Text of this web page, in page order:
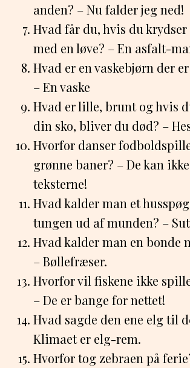
anden? – Nu falder jeg ned!
Hvad får du, hvis du
med en løve? – En asfalt-
Hvad er en vaskebjørn der
– En vaske
Hvad er lille, brunt og hvis
din sko, bliver du død? –
Hvorfor danser
grønne baner? – De kan
teksterne!
Hvad kalder man et
tungen ud af munden? –
Hvad kalder man en bonde
– Bøllefræser.
Hvorfor vil fiskene ikke
– De er bange for nettet!
Hvad sagde den ene elg til
Klimaet er elg-rem.
Hvorfor tog zebraen på